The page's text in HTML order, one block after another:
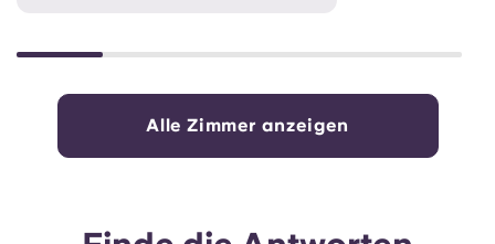
Alle Zimmer anzeigen